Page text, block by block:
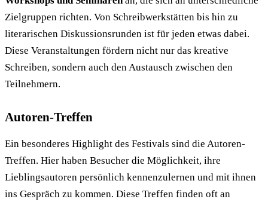
Zielgruppen richten. Von Schreibwerkstätten bis hin zu
literarischen Diskussionsrunden ist für jeden etwas dabei.
Diese Veranstaltungen fördern nicht nur das kreative
Schreiben, sondern auch den Austausch zwischen den
Teilnehmern.
Autoren-Treffen
Ein besonderes Highlight des Festivals sind die Autoren-
Treffen. Hier haben Besucher die Möglichkeit, ihre
Lieblingsautoren persönlich kennenzulernen und mit ihnen
ins Gespräch zu kommen. Diese Treffen finden oft an